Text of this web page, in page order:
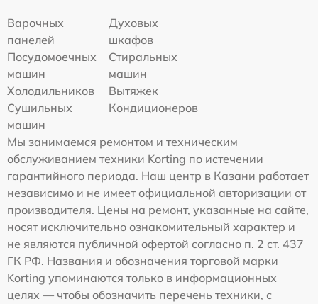
Варочных
панелей
Духовых
шкафов
Посудомоечных
машин
Стиральных
машин
Холодильников
Вытяжек
Сушильных
машин
Кондиционеров
Мы занимаемся ремонтом и техническим
обслуживанием техники Korting по истечении
гарантийного периода. Наш центр в Казани работает
независимо и не имеет официальной авторизации от
производителя. Цены на ремонт, указанные на сайте,
носят исключительно ознакомительный характер и
не являются публичной офертой согласно п. 2 ст. 437
ГК РФ. Названия и обозначения торговой марки
Korting упоминаются только в информационных
целях — чтобы обозначить перечень техники, с